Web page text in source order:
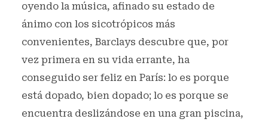
oyendo la música, afinado su estado de
ánimo con los sicotrópicos más
convenientes, Barclays descubre que, por
vez primera en su vida errante, ha
conseguido ser feliz en París: lo es porque
está dopado, bien dopado; lo es porque se
encuentra deslizándose en una gran piscina,